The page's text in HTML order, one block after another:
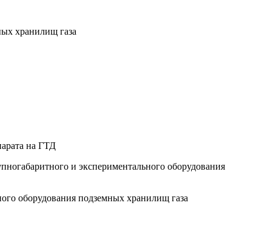
хранилищ газа
на ГТД
и экспериментального оборудования
оборудования подземных хранилищ газа